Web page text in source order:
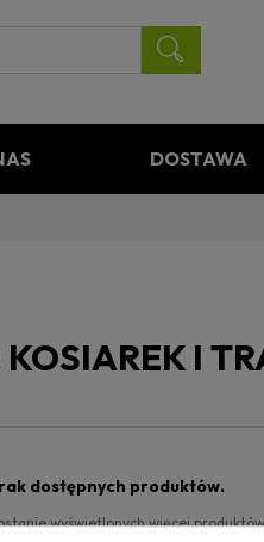
DOSTAWA
I
dostępnych produktów.
wyświetlonych więcej